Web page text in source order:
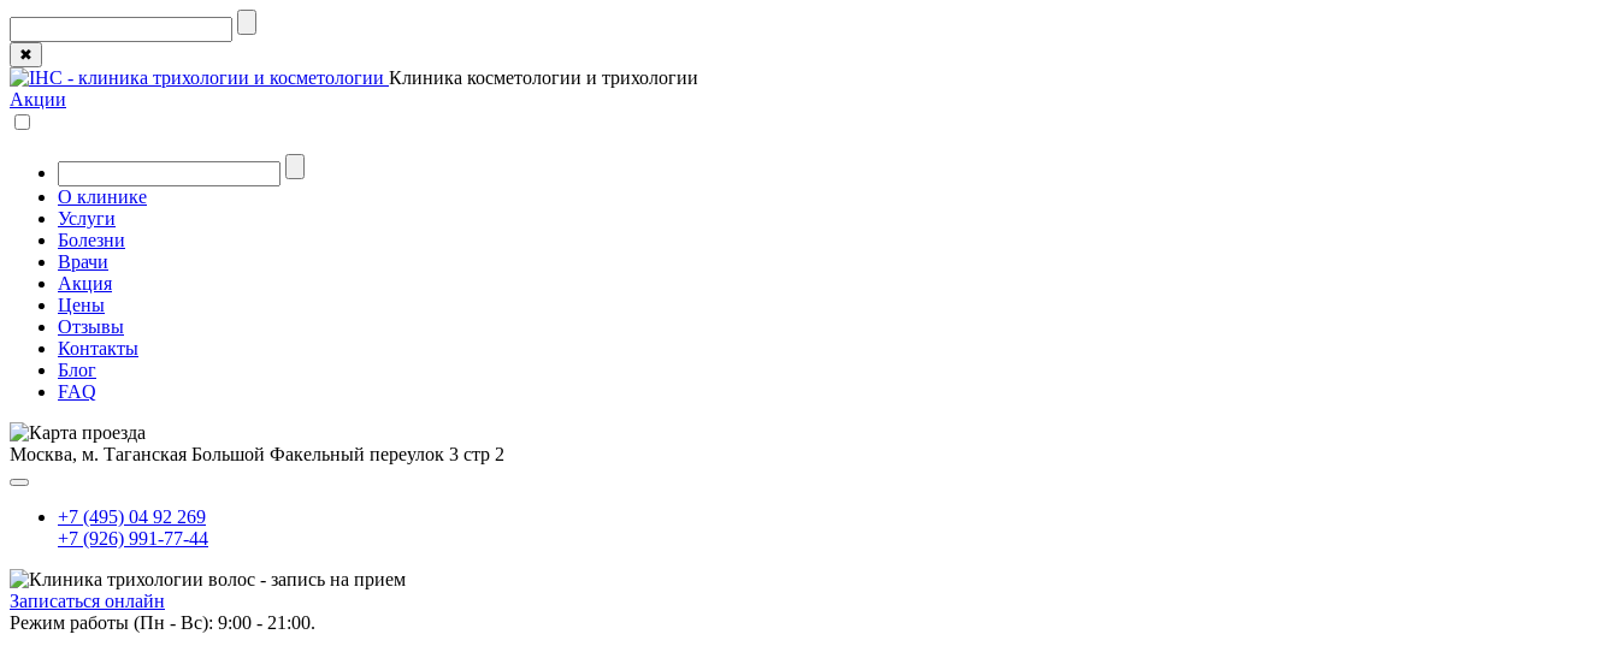
✖
Клиника косметологии и трихологии
Акции
О клинике
Услуги
Болезни
Врачи
Акция
Цены
Отзывы
Контакты
Блог
FAQ
Москва, м. Таганская Большой Факельный переулок 3 стр 2
+7 (495) 04 92 269
+7 (926) 991-77-44
Записаться онлайн
Режим работы (Пн - Вс): 9:00 - 21:00.